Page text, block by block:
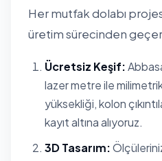
Her mutfak dolabı
üretim sürecinden
Ücretsiz Keşif:
lazer metre ile
yüksekliği, kolon
kayıt altına alıyoruz.
3D Tasarım: